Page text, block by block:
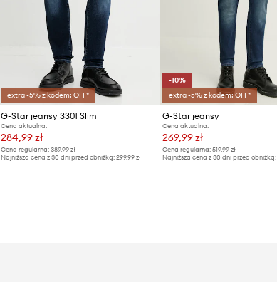
extra -5% z kodem: OFF*
G-Star jeansy 3301 Slim
Cena aktualna:
284,99 zł
Cena regularna: 389,99 zł
Najniższa cena z 30 dni przed obniżką: 299,99 zł
-10%
extra -5% z kodem: OFF*
G-Star jeansy
Cena aktualna:
269,99 zł
Cena regularna:519,99 zł
Najniższa cena z 30 dni przed obniżką: